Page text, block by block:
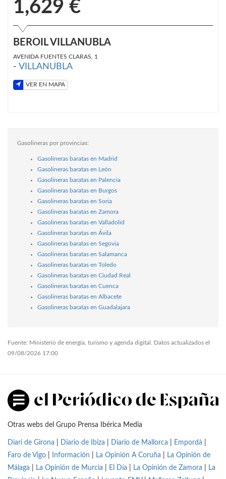
1,629 €
BEROIL VILLANUBLA
AVENIDA FUENTES CLARAS, 1
- VILLANUBLA
VER EN MAPA
Gasolineras por provincias:
Gasolineras baratas en Madrid
Gasolineras baratas en León
Gasolineras baratas en Palencia
Gasolineras baratas en Burgos
Gasolineras baratas en Soria
Gasolineras baratas en Zamora
Gasolineras baratas en Valladolid
Gasolineras baratas en Ávila
Gasolineras baratas en Segovia
Gasolineras baratas en Salamanca
Gasolineras baratas en Toledo
Gasolineras baratas en Ciudad Real
Gasolineras baratas en Cuenca
Gasolineras baratas en Albacete
Gasolineras baratas en Guadalajara
Fuente: Ministerio de energía, turismo y agenda digital. Datos actualizados el
09/08/2026 17:00
Otras webs del Grupo Prensa Ibérica Media
Diari de Girona Diario de Ibiza Diario de Mallorca Empordà
Faro de Vigo
Información La Opinión A Coruña
La Opinión de
Málaga
La Opinión de Murcia El Día La Opinión de Zamora
La